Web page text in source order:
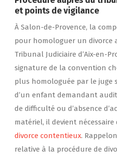
et points de vigilance
À Salon-de-Provence, la
pour homologuer un divorce
Tribunal Judiciaire d’Aix-en-
signature de la convention
plus homologuée par le juge
d’un enfant demandant
de difficulté ou d’absence
matériel, il devient nécessaire
divorce contentieux.
relative à la procédure de